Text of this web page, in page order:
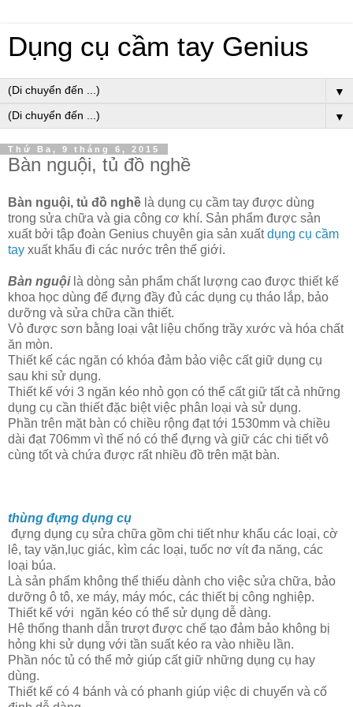
Dụng cụ cầm tay Genius
▼
▼
Thứ Ba, 9 tháng 6, 2015
Bàn nguội, tủ đồ nghề
Bàn nguội, tủ đồ nghề là dụng cụ cầm tay được dùng
trong sửa chữa và gia công cơ khí. Sản phẩm được sản
xuất bởi tập đoàn Genius chuyên gia sản xuấtdụng cụ cầm
tay xuất khẩu đi các nước trên thế giới.
Bàn nguộilà dòng sản phẩm chất lượng cao được thiết kế
khoa học dùng để đựng đầy đủ các dụng cụ tháo lắp, bảo
dưỡng và sửa chữa cần thiết.
Vỏ được sơn bằng loại vật liệu chống trầy xước và hóa chất
ăn mòn.
Thiết kế các ngăn có khóa đảm bảo việc cất giữ dụng cụ
sau khi sử dụng.
Thiết kế với 3 ngăn kéo nhỏ gọn có thể cất giữ tất cả những
dụng cụ cần thiết đặc biệt việc phân loại và sử dụng.
Phần trên mặt bàn có chiều rộng đạt tới 1530mm và chiều
dài đạt 706mm vì thế nó có thể đựng và giữ các chi tiết vô
cùng tốt và chứa được rất nhiều đồ trên mặt bàn.
thùng đựng dụng cụ
đựng dụng cụ sửa chữa gồm chi tiết như khẩu các loại, cờ
lê, tay vặn,lục giác, kìm các loại, tuốc nơ vít đa năng, các
loại búa.
Là sản phẩm không thể thiếu dành cho việc sửa chữa, bảo
dưỡng ô tô, xe máy, máy móc, các thiết bị công nghiệp.
Thiết kế với ngăn kéo có thể sử dụng dễ dàng.
Hệ thống thanh dẫn trượt được chế tạo đảm bảo không bị
hỏng khi sử dụng với tần suất kéo ra vào nhiều lần.
Phần nóc tủ có thể mở giúp cất giữ những dụng cụ hay
dùng.
Thiết kế có 4 bánh và có phanh giúp việc di chuyển và cố